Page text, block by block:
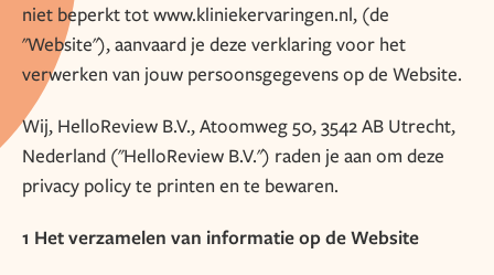
niet beperkt tot www.kliniekervaringen.nl, (de
"Website"), aanvaard je deze verklaring voor het
verwerken van jouw persoonsgegevens op de Website.
Wij, HelloReview B.V., Atoomweg 50, 3542 AB Utrecht,
Nederland ("HelloReview B.V.") raden je aan om deze
privacy policy te printen en te bewaren.
1 Het verzamelen van informatie op de Website